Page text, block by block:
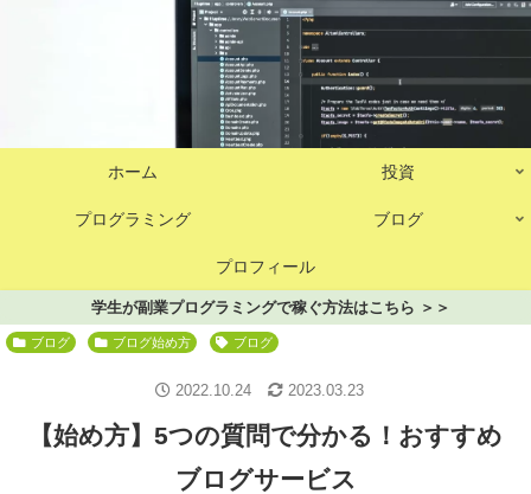
ホーム 投資
プログラミング ブログ
プロフィール
学生が副業プログラミングで稼ぐ方法はこちら ＞＞
ブログ ブログ始め方 ブログ
【始め方】5つの質問で分かる！おすすめ
ブログサービス
2023.03.23
2022.10.24